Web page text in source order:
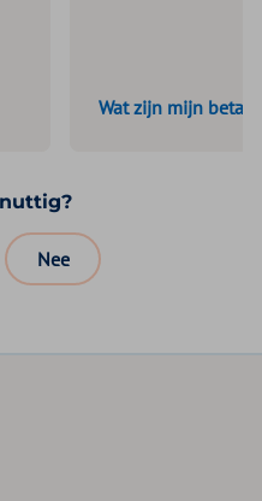
Wat zijn mijn
Nee